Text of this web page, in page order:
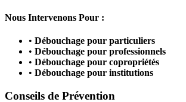
Nous Intervenons Pour :
• Débouchage pour particuliers
• Débouchage pour professionnels
• Débouchage pour copropriétés
• Débouchage pour institutions
Conseils de Prévention